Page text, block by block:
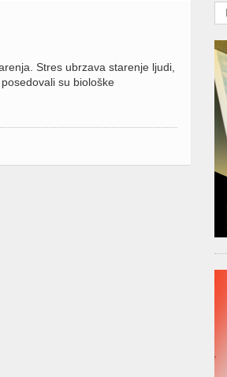
Stres ubrzava starenje ljudi,
su biološke